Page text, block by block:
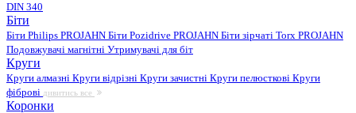
DIN 340
Біти
Біти Philips PROJAHN Біти Pozidrive PROJAHN Біти зірчаті Torx PROJAHN
Подовжувачі магнітні Утримувачі для біт
Круги
Круги алмазні Круги відрізні Круги зачистні Круги пелюсткові Круги
фіброві дивитись все
Коронки